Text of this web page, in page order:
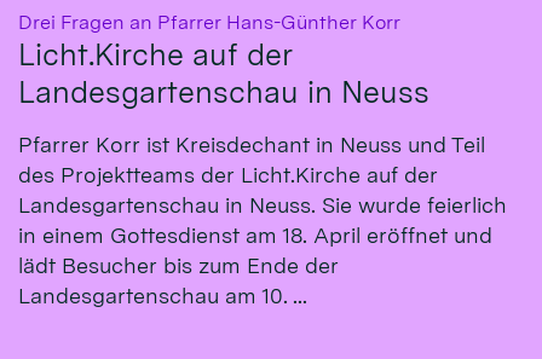
Drei Fragen an Pfarrer Hans-Günther Korr:
Licht.Kirche auf der
Landesgartenschau in Neuss
Pfarrer Korr ist Kreisdechant in Neuss und Teil
des Projektteams der Licht.Kirche auf der
Landesgartenschau in Neuss. Sie wurde feierlich
in einem Gottesdienst am 18. April eröffnet und
lädt Besucher bis zum Ende der
Landesgartenschau am 10. ...